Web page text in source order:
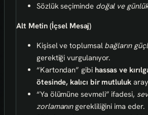
Sözlük seçiminde doğal ve
Alt Metin (İçsel Mesaj)
Kişisel ve toplumsal bağların
gerektiği vurgulanıyor.
“Kartondan” gibi hassas ve
ötesinde, kalıcı bir mutluluk
“Ya ölümüne sevmeli” ifadesi,
zorlamanıngerekliliğini ima eder.